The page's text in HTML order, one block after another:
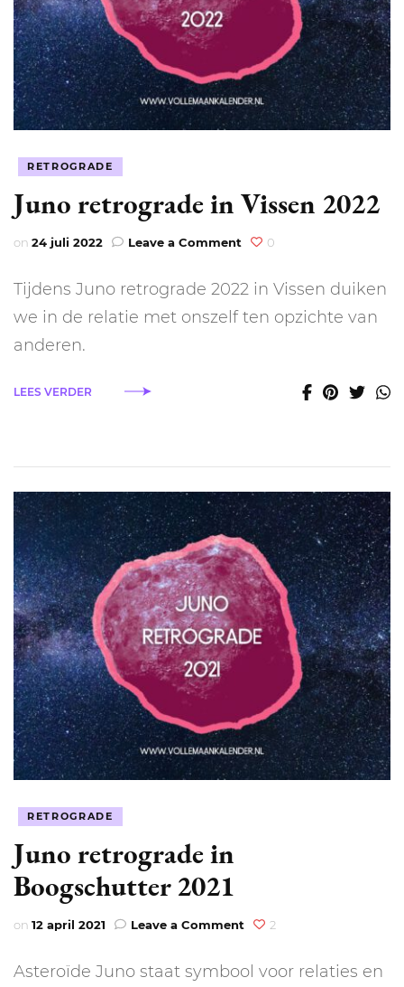
RETROGRADE
Juno retrograde in Vissen 2022
on 24 juli 2022 Leave a Comment on
in
Vissen
0
Tijdens Juno retrograde 2022 in Vissen duiken
we in de relatie met onszelf ten opzichte van
anderen.
LEES VERDER
RETROGRADE
Juno retrograde in
Boogschutter 2021
on 12 april 2021 Leave a Comment on
in
2
Asteroïde Juno staat symbool voor relaties en